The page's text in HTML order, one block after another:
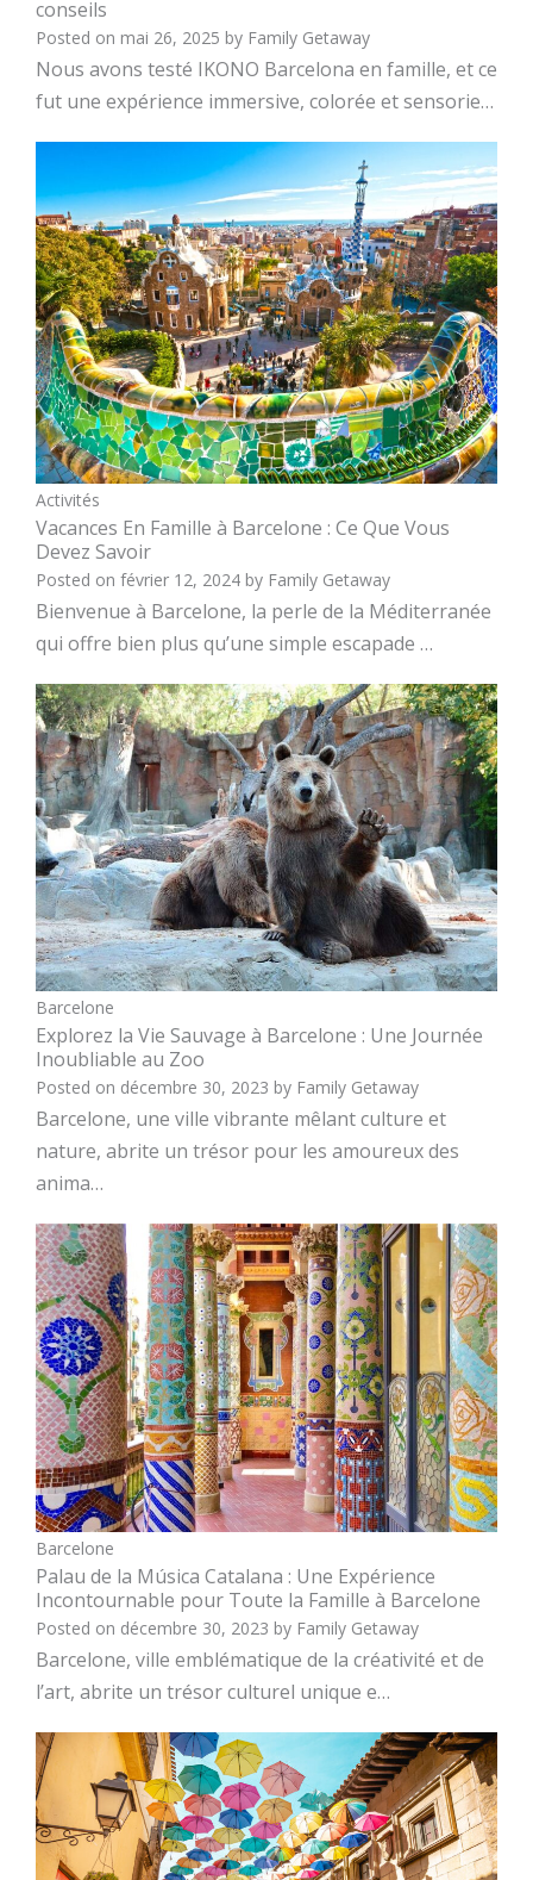
conseils
Posted on mai 26, 2025 by Family Getaway
Nous avons testé IKONO Barcelona en famille, et ce
fut une expérience immersive, colorée et sensorie…
Activités
Vacances En Famille à Barcelone : Ce Que Vous
Devez Savoir
Posted on février 12, 2024 by Family Getaway
Bienvenue à Barcelone, la perle de la Méditerranée
qui offre bien plus qu’une simple escapade …
Barcelone
Explorez la Vie Sauvage à Barcelone : Une Journée
Inoubliable au Zoo
Posted on décembre 30, 2023 by Family Getaway
Barcelone, une ville vibrante mêlant culture et
nature, abrite un trésor pour les amoureux des
anima…
Barcelone
Palau de la Música Catalana : Une Expérience
Incontournable pour Toute la Famille à Barcelone
Posted on décembre 30, 2023 by Family Getaway
Barcelone, ville emblématique de la créativité et de
l’art, abrite un trésor culturel unique e…